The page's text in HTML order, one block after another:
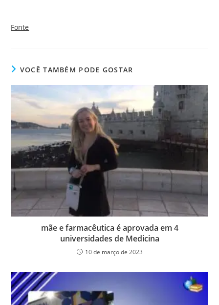
Fonte
VOCÊ TAMBÉM PODE GOSTAR
mãe e farmacêutica é aprovada em 4
universidades de Medicina
10 de março de 2023